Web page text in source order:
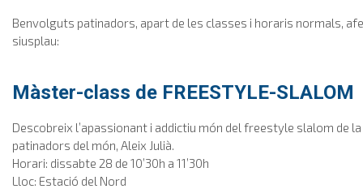
Benvolguts patinadors, apart de les classes i horaris normals,
siusplau:
Màster-class de FREESTYLE-SLALOM
Descobreix l’apassionant i addictiu món del freestyle slalom de
patinadors del món, Aleix Julià.
Horari: dissabte 28 de 10’30h a 11’30h
Lloc: Estació del Nord